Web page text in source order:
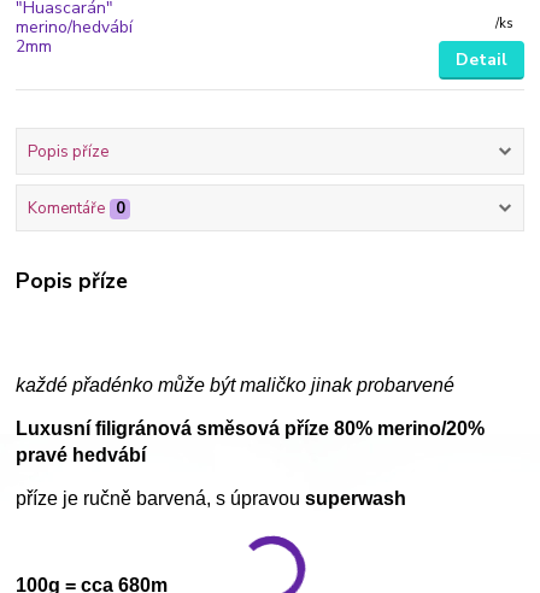
/ks
Detail
Popis příze
Komentáře 0
Popis příze
každé přadénko může být maličko jinak probarvené
Luxusní filigránová směsová příze 80% merino/20%
pravé hedvábí
příze je ručně barvená, s úpravousuperwash
100g = cca 680m